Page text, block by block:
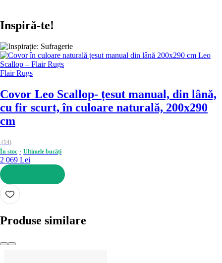
Inspiră-te!
Flair Rugs
Covor Leo Scallop- țesut manual, din lână,
cu fir scurt, în culoare naturală, 200x290
cm
(14)
În stoc
Ultimele bucăți
2 069 Lei
ADAUGĂ ÎN COȘ
Produse similare